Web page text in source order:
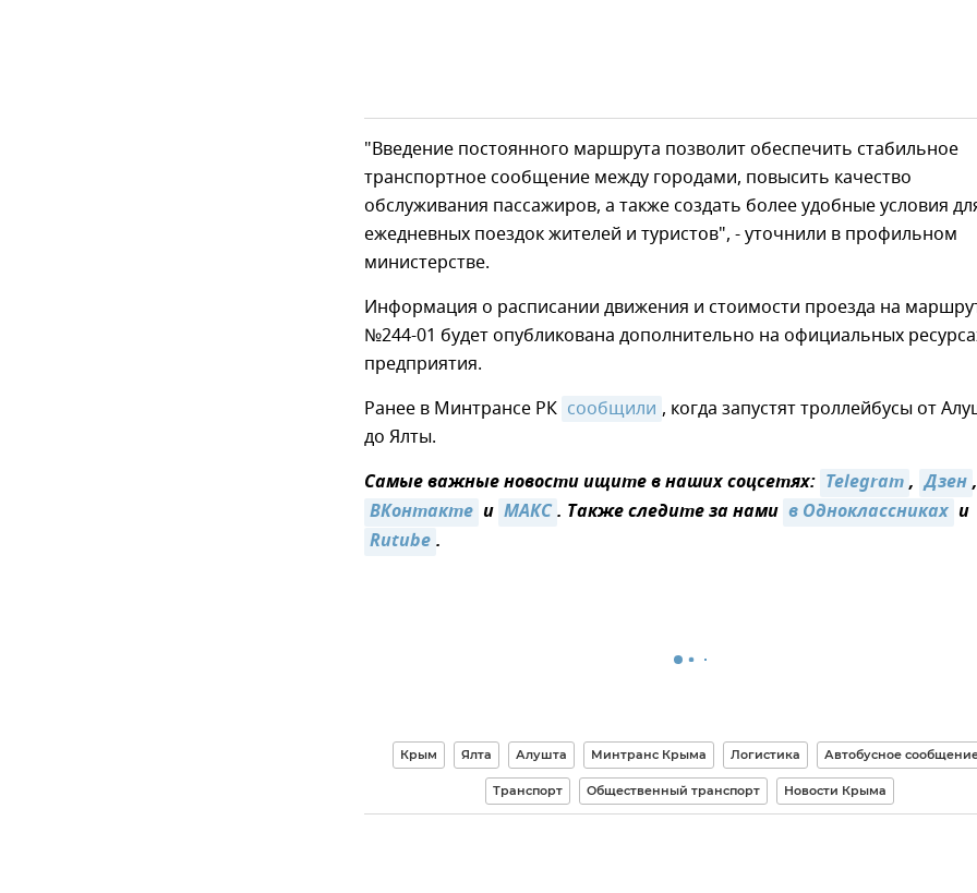
"Введение постоянного маршрута позволит обеспечить стабильное
транспортное сообщение между городами, повысить качество
обслуживания пассажиров, а также создать более удобные условия
ежедневных поездок жителей и туристов", - уточнили в профильном
министерстве.
Информация о расписании движения и стоимости проезда на
№244-01 будет опубликована дополнительно на официальных
предприятия.
Ранее в Минтрансе РК сообщили , когда запустят троллейбусы от
до Ялты.
Самые важные новости ищите в наших соцсетях: Telegram, Дзен,
ВКонтакте и MAКС. Также следите за нами в Одноклассниках и
Rutube.
Крым Ялта Алушта Минтранс Крыма Логистика Автобусное
Транспорт Общественный транспорт Новости Крыма